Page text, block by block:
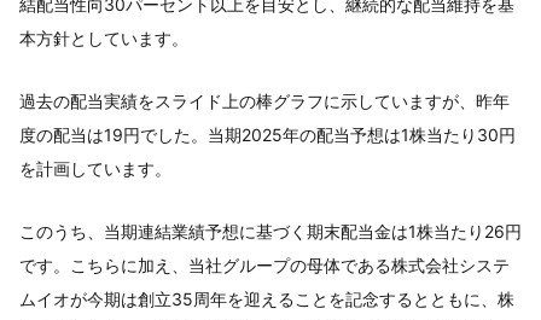
本方針としています。
過去の配当実績をスライド上の棒グラフに示していますが、昨年
度の配当は19円でした。当期2025年の配当予想は1株当たり30円
を計画しています。
このうち、当期連結業績予想に基づく期末配当金は1株当たり26円
です。こちらに加え、当社グループの母体である株式会社システ
ムイオが今期は創立35周年を迎えることを記念するとともに、株